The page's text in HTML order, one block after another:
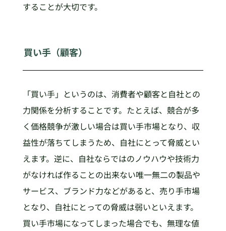
することが大切です。
買い手（顧客）
「買い手」というのは、消費者や顧客と自社との
力関係を分析することです。たとえば、競合が多
く価格競争が激しい場合は買い手市場となり、収
益性が落ちてしまうため、自社にとって脅威とい
えます。逆に、自社ならではのノウハウや技術力
がなければ作ることの出来ない唯一無二の製品や
サービス、ブランド力などがあると、売り手市場
となり、自社にとっての脅威は弱いといえます。
買い手市場になってしまった場合でも、無理な値